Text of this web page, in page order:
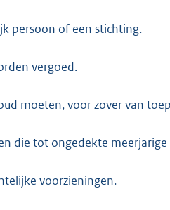
persoon of een stichting.
vergoed.
moeten, voor zover van
die tot ongedekte
voorzieningen.